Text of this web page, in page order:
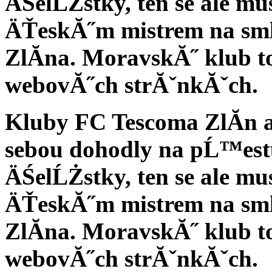
ÄŤeskĂ˝m mistrem na
ZlĂ­na. MoravskĂ˝ klub
webovĂ˝ch strĂˇnkĂˇch.
Kluby FC Tescoma ZlĂ­n
sebou dohodly na
ÄŚelĹŻstky, ten se ale
ÄŤeskĂ˝m mistrem na
ZlĂ­na. MoravskĂ˝ klub
webovĂ˝ch strĂˇnkĂˇch.